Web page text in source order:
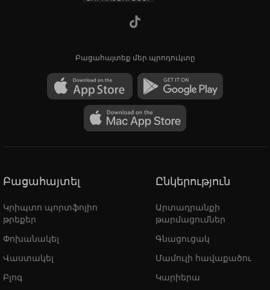
Բացահայտեք մեր պրոդուկտը
Բացահայտել
Կրիպտո պորտֆոլիո
թրեքեր
Փոխանակել
Վաստակել
Բլոգ
Ընկերություն
Արտադրանքի
թարմացումներ
Գնացուցակ
Մամուլի հավաքածու
Կարիերա